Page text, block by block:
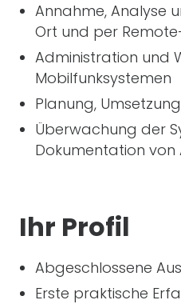
Annahme, Analyse
Ort und per
Administration und
Mobilfunksystemen
Planung,
Überwachung der
Dokumentation
Ihr Profil
Abgeschlossene
Erste praktische